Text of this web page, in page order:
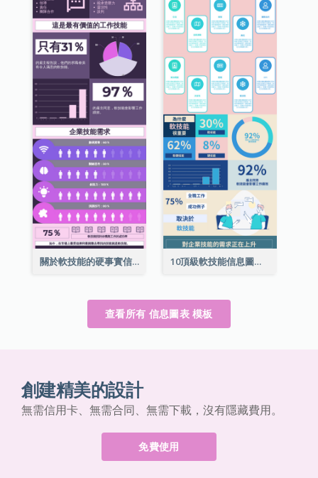
關於軟技能的硬事實信息圖表 10頂級軟技能信息圖表
查看所有 信息圖表 模板
創建精美的設計
無需信用卡、無需合同、無需下載，沒有隱藏費用。
免費使用